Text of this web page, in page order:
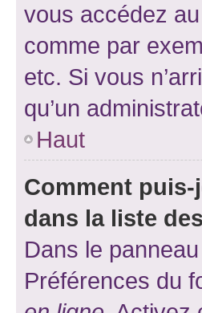
vous accédez
comme par
etc. Si vous
qu’un
Haut
Comment puis-
dans la liste
Dans le
Préférences du